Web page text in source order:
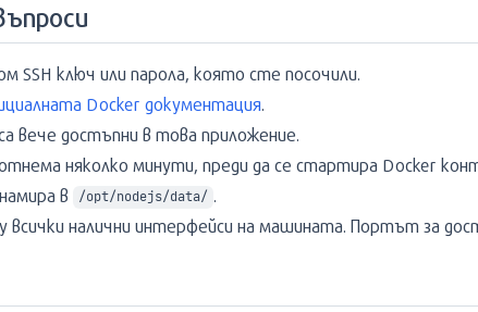
SSH ключ или парола, която сте посочили.
Docker документация
вече достъпни в това приложение.
няколко минути, преди да се стартира Docker
в
/opt/nodejs/data/
налични интерфейси на машината. Портът за